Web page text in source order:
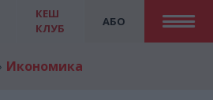
АБО
КЕШ
КЛУБ
Икономика